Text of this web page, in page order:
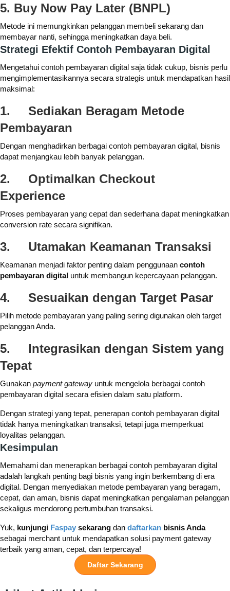
5. Buy Now Pay Later (BNPL)
Metode ini memungkinkan pelanggan membeli sekarang dan
membayar nanti, sehingga meningkatkan daya beli.
Strategi Efektif Contoh Pembayaran Digital
Mengetahui contoh pembayaran digital saja tidak cukup, bisnis perlu
mengimplementasikannya secara strategis untuk mendapatkan hasil
maksimal:
1. Sediakan Beragam Metode
Pembayaran
Dengan menghadirkan berbagai contoh pembayaran digital, bisnis
dapat menjangkau lebih banyak pelanggan.
2. Optimalkan Checkout
Experience
Proses pembayaran yang cepat dan sederhana dapat meningkatkan
conversion rate secara signifikan.
3. Utamakan Keamanan Transaksi
Keamanan menjadi faktor penting dalam penggunaan contoh
pembayaran digital untuk membangun kepercayaan pelanggan.
4. Sesuaikan dengan Target Pasar
Pilih metode pembayaran yang paling sering digunakan oleh target
pelanggan Anda.
5. Integrasikan dengan Sistem yang
Tepat
Gunakan payment gateway untuk mengelola berbagai contoh
pembayaran digital secara efisien dalam satu platform.
Dengan strategi yang tepat, penerapan contoh pembayaran digital
tidak hanya meningkatkan transaksi, tetapi juga memperkuat
loyalitas pelanggan.
Kesimpulan
Memahami dan menerapkan berbagai contoh pembayaran digital
adalah langkah penting bagi bisnis yang ingin berkembang di era
digital. Dengan menyediakan metode pembayaran yang beragam,
cepat, dan aman, bisnis dapat meningkatkan pengalaman pelanggan
sekaligus mendorong pertumbuhan transaksi.
Yuk, kunjungi Faspay sekarang dan daftarkan bisnis Anda
sebagai merchant untuk mendapatkan solusi payment gateway
terbaik yang aman, cepat, dan terpercaya!
Daftar Sekarang